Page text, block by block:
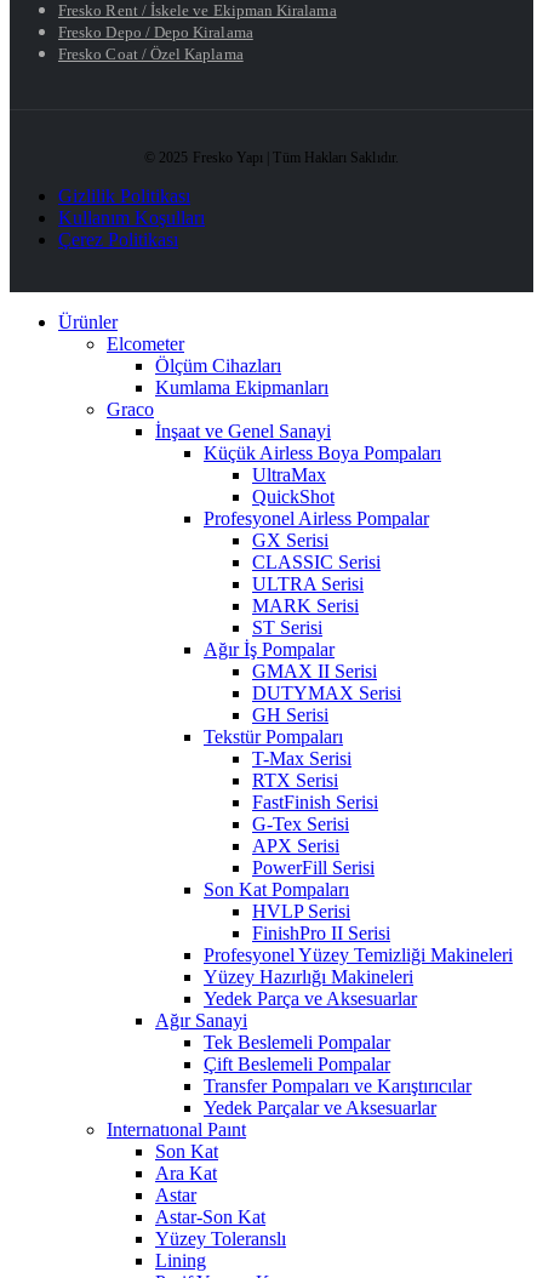
Fresko Rent / İskele ve Ekipman Kiralama
Fresko Depo / Depo Kiralama
Fresko Coat / Özel Kaplama
© 2025 Fresko Yapı | Tüm Hakları Saklıdır.
Gizlilik Politikası
Kullanım Koşulları
Çerez Politikası
Ürünler
Elcometer
Ölçüm Cihazları
Kumlama Ekipmanları
Graco
İnşaat ve Genel Sanayi
Küçük Airless Boya Pompaları
UltraMax
QuickShot
Profesyonel Airless Pompalar
GX Serisi
CLASSIC Serisi
ULTRA Serisi
MARK Serisi
ST Serisi
Ağır İş Pompalar
GMAX II Serisi
DUTYMAX Serisi
GH Serisi
Tekstür Pompaları
T-Max Serisi
RTX Serisi
FastFinish Serisi
G-Tex Serisi
APX Serisi
PowerFill Serisi
Son Kat Pompaları
HVLP Serisi
FinishPro II Serisi
Profesyonel Yüzey Temizliği Makineleri
Yüzey Hazırlığı Makineleri
Yedek Parça ve Aksesuarlar
Ağır Sanayi
Tek Beslemeli Pompalar
Çift Beslemeli Pompalar
Transfer Pompaları ve Karıştırıcılar
Yedek Parçalar ve Aksesuarlar
Internatıonal Paınt
Son Kat
Ara Kat
Astar
Astar-Son Kat
Yüzey Toleranslı
Lining